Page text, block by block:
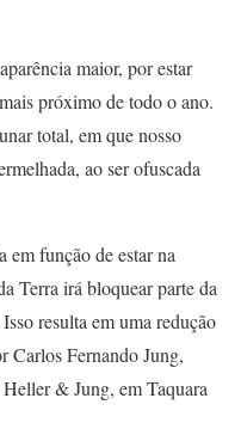
maior, por estar
próximo de todo o ano.
total, em que nosso
ao ser ofuscada
em função de estar na
Terra irá bloquear parte da
resulta em uma redução
Carlos Fernando Jung,
& Jung, em Taquara